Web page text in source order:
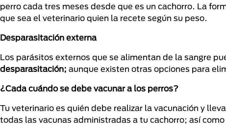
perro cada tres meses desde que es un cachorro. La
que sea el veterinario quien la recete según su peso.
Desparasitación externa
Los parásitos externos que se alimentan de la sangre
desparasitación; aunque existen otras opciones para
¿Cada cuándo se debe vacunar a los perros?
Tu veterinario es quién debe realizar la vacunación y
todas las vacunas administradas a tu cachorro; así